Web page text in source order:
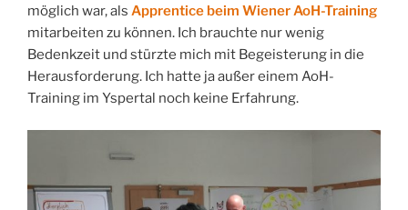
möglich war, als Apprentice beim Wiener AoH-Training
mitarbeiten zu können. Ich brauchte nur wenig
Bedenkzeit und stürzte mich mit Begeisterung in die
Herausforderung. Ich hatte ja außer einem AoH-
Training im Yspertal noch keine Erfahrung.